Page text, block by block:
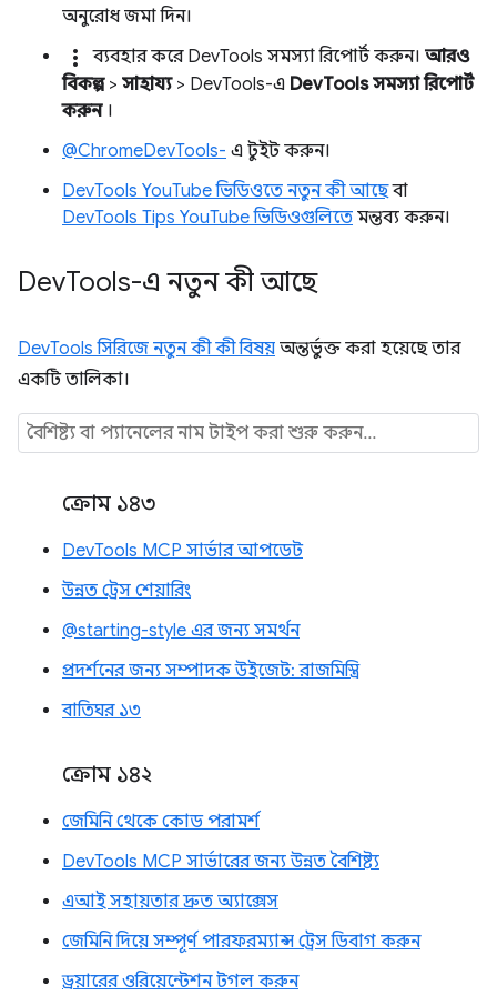
অনুরোধ জমা দিন।
more_vert ব্যবহার করে DevTools সমস্যা রিপোর্ট করুন। আরও
বিকল্প> সাহায্য> DevTools-এ DevTools সমস্যা রিপোর্ট
করুন।
@ChromeDevTools- এ টুইট করুন।
DevTools YouTube ভিডিওতে নতুন কী আছেবা
DevTools Tips YouTube ভিডিওগুলিতে মন্তব্য করুন।
DevTools-এ নতুন কী আছে
DevTools সিরিজে নতুন কী কী বিষয় অন্তর্ভুক্ত করা হয়েছে তার
একটি তালিকা।
ক্রোম ১৪৩
DevTools MCP সার্ভার আপডেট
উন্নত ট্রেস শেয়ারিং
@starting-style এর জন্য সমর্থন
প্রদর্শনের জন্য সম্পাদক উইজেট: রাজমিস্ত্রি
বাতিঘর ১৩
ক্রোম ১৪২
জেমিনি থেকে কোড পরামর্শ
DevTools MCP সার্ভারের জন্য উন্নত বৈশিষ্ট্য
এআই সহায়তার দ্রুত অ্যাক্সেস
জেমিনি দিয়ে সম্পূর্ণ পারফরম্যান্স ট্রেস ডিবাগ করুন
ড্রয়ারের ওরিয়েন্টেশন টগল করুন